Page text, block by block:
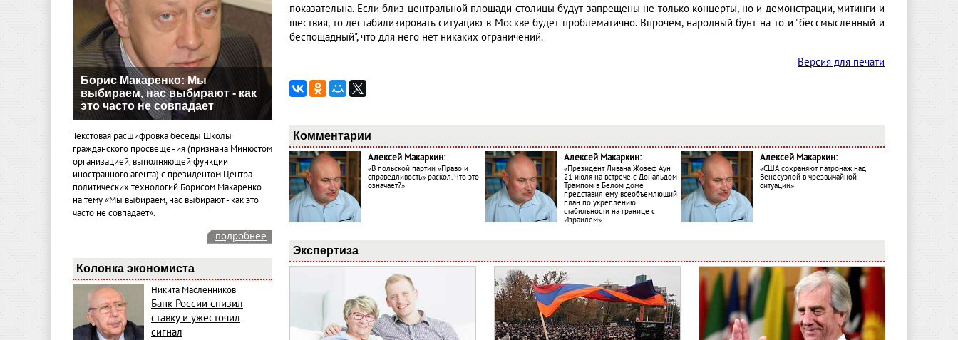
Борис Макаренко: Мы
выбираем, нас выбирают - как
это часто не совпадает
Текстовая расшифровка беседы Школы
гражданского просвещения (признана Минюстом
организацией, выполняющей функции
иностранного агента) с президентом Центра
политических технологий Борисом Макаренко
на тему «Мы выбираем, нас выбирают - как это
часто не совпадает».
подробнее
Колонка экономиста
Никита Масленников
Банк России снизил
ставку и ужесточил
сигнал
показательна. Если близ центральной площади столицы будут запрещены не только концерты, но и демонстрации, митинги и
шествия, то дестабилизировать ситуацию в Москве будет проблематично. Впрочем, народный бунт на то и "бессмысленный и
беспощадный", что для него нет никаких ограничений.
Версия для печати
Комментарии
Алексей Макаркин:
«В польской партии «Право и
справедливость» раскол. Что это
означает?»
Алексей Макаркин:
«Президент Ливана Жозеф Аун
21 июля на встрече с Дональдом
Трампом в Белом доме
представил ему всеобъемлющий
план по укреплению
стабильности на границе с
Израилем»
Алексей Макаркин:
«США сохраняют патронаж над
Венесуэлой в чрезвычайной
ситуации»
Экспертиза